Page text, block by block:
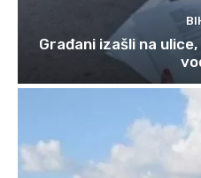
Građani izašli na